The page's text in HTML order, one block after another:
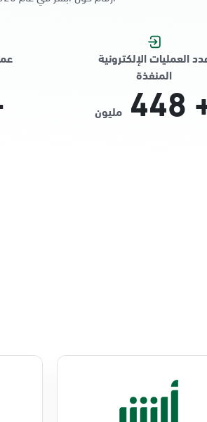
العمليات الإلكترونية
المنفذة
448 مليون